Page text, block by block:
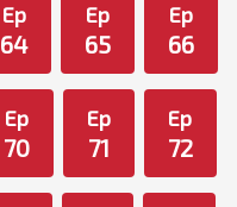
Ep
64
Ep
65
Ep
66
Ep
70
Ep
71
Ep
72